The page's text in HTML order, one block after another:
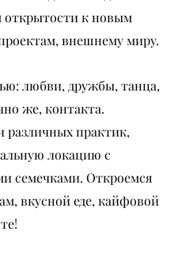
к новым
внешнему миру.
любви, дружбы, танца,
же, контакта.
различных практик,
локацию с
семечками. Откроемся
вкусной еде, кайфовой